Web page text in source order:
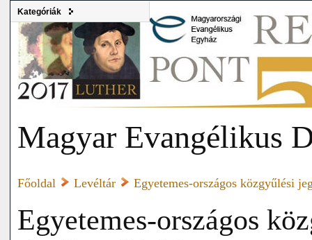
Kategóriák
Magyar Evangélikus
Főoldal Levéltár Egyetemes-országos közgyűlési
Egyetemes-országos